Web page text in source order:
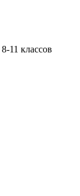
11 классов